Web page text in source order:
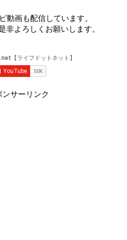
動画も配信しています。
非よろしくお願いします。
ンサーリンク